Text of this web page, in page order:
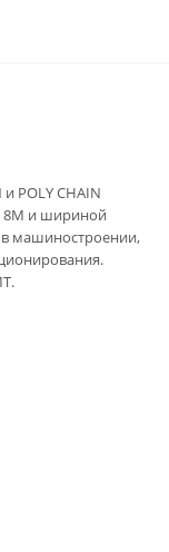
POLY CHAIN
8M и шириной
машиностроении,